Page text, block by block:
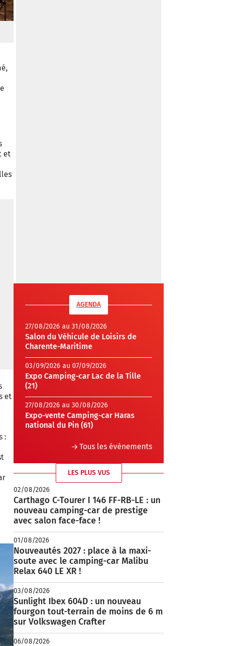
et
et
:
AGENDA
27/08/2026 au 31/08/2026
Salon du Véhicule de Loisirs de
Charente-Maritime
03/09/2026 au 07/09/2026
Expo Camping-car Lac de la Tille
(21)
27/08/2026 au 30/08/2026
Expo-vente Camping-car Haras
national du Pin (61)
Tous les évènements
LES PLUS VUS
02/08/2026
Carthago C-Tourer I 146 FF-RB-LE : un
nouveau camping-car de prestige
avec salon face-face !
01/08/2026
Nouveautés 2027 : place à la maxi-
soute avec le camping-car Malibu
Relax 640 LE XR !
03/08/2026
Sunlight Ibex 604D : un nouveau
fourgon tout-terrain de moins de 6 m
sur Volkswagen Crafter
06/08/2026